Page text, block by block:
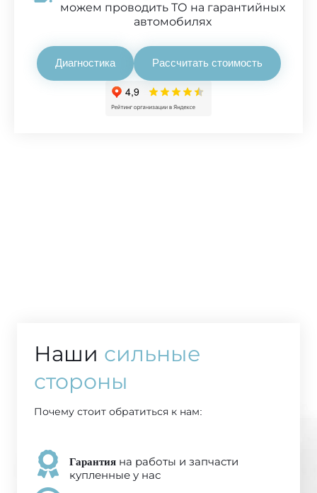
можем проводить ТО на гарантийных
автомобилях
Диагностика Рассчитать стоимость
Наши сильные
стороны
Почему стоит обратиться к нам:
Гарантия на работы и запчасти
купленные у нас